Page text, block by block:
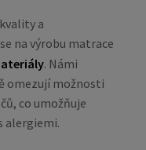
a
na výrobu matrace
. Námi
omezují možnosti
co umožňuje
alergiemi.